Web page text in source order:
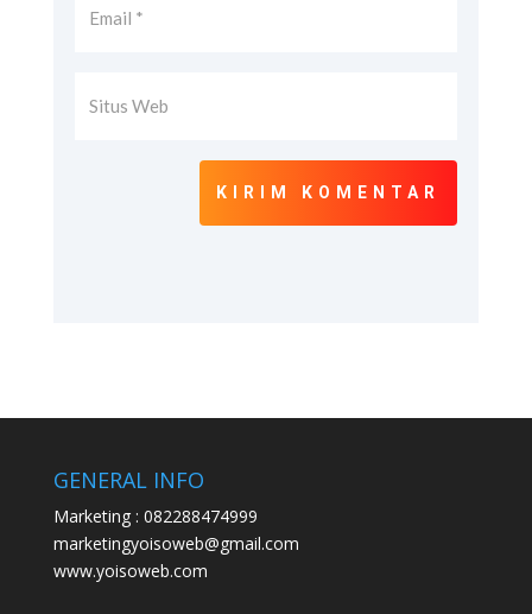
KIRIM KOMENTAR
GENERAL INFO
Marketing : 082288474999
marketingyoisoweb@gmail.com
www.yoisoweb.com